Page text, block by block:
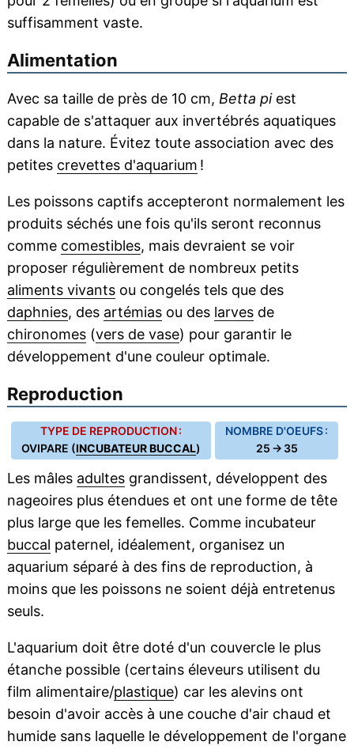
suffisamment vaste.
Alimentation
Avec sa taille de près de 10 cm, Betta piest
capable de s'attaquer aux invertébrés aquatiques
dans la nature. Évitez toute association avec des
petites crevettes d'aquarium !
Les poissons captifs accepteront normalement les
produits séchés une fois qu'ils seront reconnus
comme comestibles, mais devraient se voir
proposer régulièrement de nombreux petits
aliments vivantsou congelés tels que des
daphnies, des artémiasou des larvesde
chironomes(vers de vase) pour garantir le
développement d'une couleur optimale.
Reproduction
TYPE DE REPRODUCTION :
OVIPARE (INCUBATEUR BUCCAL)
NOMBRE D'OEUFS :
25 → 35
Les mâles adultesgrandissent, développent des
nageoires plus étendues et ont une forme de tête
plus large que les femelles. Comme incubateur
buccal paternel, idéalement, organisez un
aquarium séparé à des fins de reproduction, à
moins que les poissons ne soient déjà entretenus
seuls.
L'aquarium doit être doté d'un couvercle le plus
étanche possible (certains éleveurs utilisent du
film alimentaire/plastique) car les alevins ont
besoin d'avoir accès à une couche d'air chaud et
humide sans laquelle le développement de l'organe